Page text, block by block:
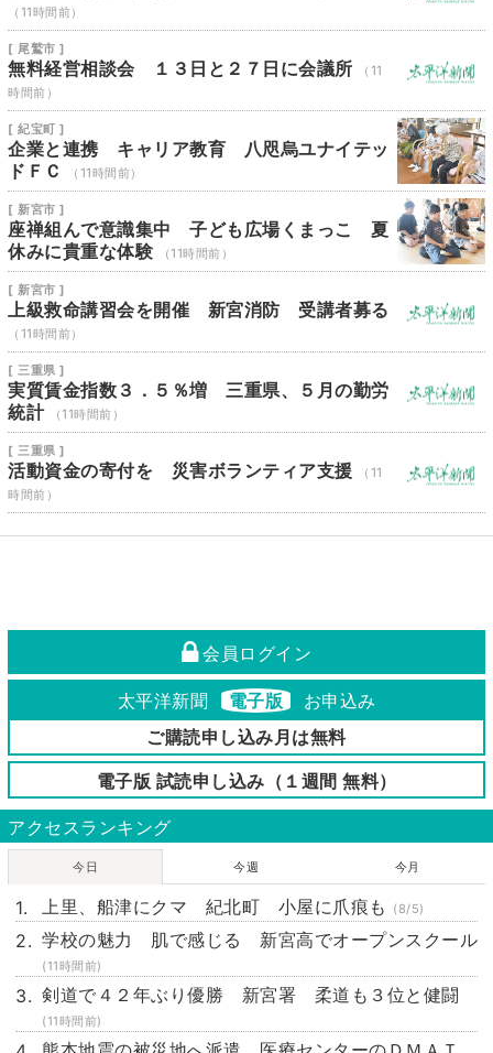
（11時間前）
[ 尾鷲市 ]
無料経営相談会 １３日と２７日に会議所
（11
時間前）
[ 紀宝町 ]
企業と連携 キャリア教育 八咫烏ユナイテッ
ドＦＣ
（11時間前）
[ 新宮市 ]
座禅組んで意識集中 子ども広場くまっこ 夏
休みに貴重な体験
（11時間前）
[ 新宮市 ]
上級救命講習会を開催 新宮消防 受講者募る
（11時間前）
[ 三重県 ]
実質賃金指数３．５％増 三重県、５月の勤労
統計
（11時間前）
[ 三重県 ]
活動資金の寄付を 災害ボランティア支援
（11
時間前）
会員ログイン
太平洋新聞 電子版
お申込み
ご購読申し込み月は無料
電子版 試読申し込み（１週間 無料）
アクセスランキング
今日 今週 今月
上里、船津にクマ 紀北町 小屋に爪痕も (8/5)
学校の魅力 肌で感じる 新宮高でオープンスクール
(11時間前)
剣道で４２年ぶり優勝 新宮署 柔道も３位と健闘
(11時間前)